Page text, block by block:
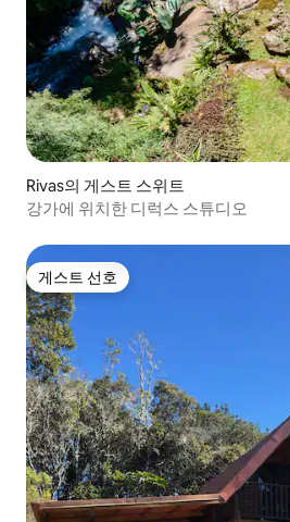
Rivas의 게스트 스위트
강가에 위치한 디럭스 스튜디오
게스트 선호
게스트 선호